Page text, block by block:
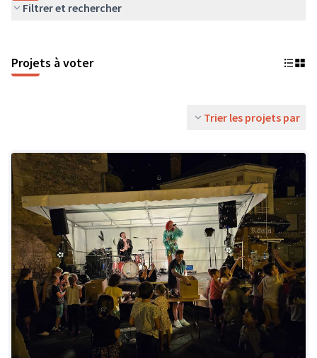
Filtrer et rechercher
Projets à voter
Trier les projets par